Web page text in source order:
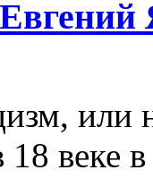
или
18 веке